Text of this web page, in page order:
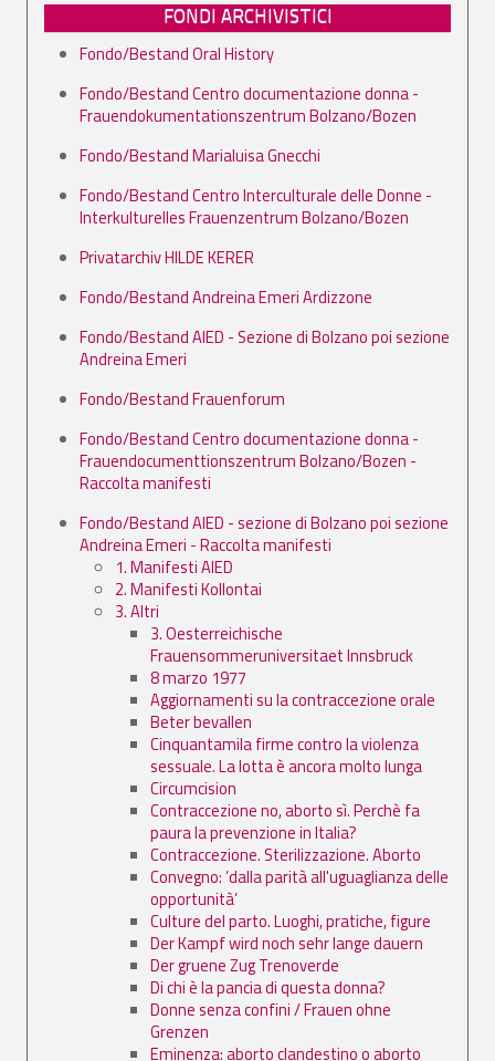
FONDI ARCHIVISTICI
Fondo/Bestand Oral History
Fondo/Bestand Centro documentazione donna -
Frauendokumentationszentrum Bolzano/Bozen
Fondo/Bestand Marialuisa Gnecchi
Fondo/Bestand Centro Interculturale delle Donne -
Interkulturelles Frauenzentrum Bolzano/Bozen
Privatarchiv HILDE KERER
Fondo/Bestand Andreina Emeri Ardizzone
Fondo/Bestand AIED - Sezione di Bolzano poi sezione
Andreina Emeri
Fondo/Bestand Frauenforum
Fondo/Bestand Centro documentazione donna -
Frauendocumenttionszentrum Bolzano/Bozen -
Raccolta manifesti
Fondo/Bestand AIED - sezione di Bolzano poi sezione
Andreina Emeri - Raccolta manifesti
1. Manifesti AIED
2. Manifesti Kollontai
3. Altri
3. Oesterreichische
Frauensommeruniversitaet Innsbruck
8 marzo 1977
Aggiornamenti su la contraccezione orale
Beter bevallen
Cinquantamila firme contro la violenza
sessuale. La lotta è ancora molto lunga
Circumcision
Contraccezione no, aborto sì. Perchè fa
paura la prevenzione in Italia?
Contraccezione. Sterilizzazione. Aborto
Convegno: ’dalla parità all'uguaglianza delle
opportunità’
Culture del parto. Luoghi, pratiche, figure
Der Kampf wird noch sehr lange dauern
Der gruene Zug Trenoverde
Di chi è la pancia di questa donna?
Donne senza confini / Frauen ohne
Grenzen
Eminenza: aborto clandestino o aborto